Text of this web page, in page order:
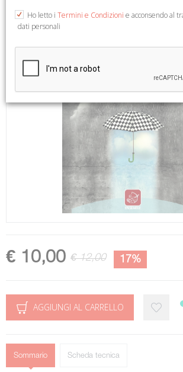
€ 10,00 € 12,00 17%
AGGIUNGI AL CARRELLO
Sommario Scheda tecnica
Ho letto i Termini e Condizioni e acconsendo al
dati personali